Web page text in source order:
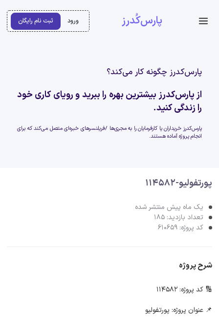
پارس‌کُدرز ورود ثبت نام رایگان
پارس‌کدرز چگونه کار می‌کند؟
از پارس‌کدرز بیشترین بهره را ببرید و رویای کاری خود
را زندگی کنید.
پارس‌کدرز خریداران یا کارفرمایان را به مجری‌ها /فریلنسرهای خبره‌ای متصل می‌کند که برای
انجام پروژه آماده هستند.
پورتفولیو-114582
یک ماه پیش منتشر شده
تعداد بازدید: 185
کد پروژه: 610659
شرح پروژه
🔢 کد پروژه: 114582
📌 عنوان پروژه: پورتفولیو